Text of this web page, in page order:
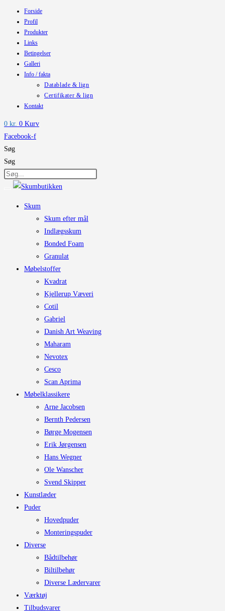
Forside
Profil
Produkter
Links
Betingelser
Galleri
Info / fakta
Datablade & lign
Certifikater & lign
Kontakt
0 kr. 0 Kurv
Facebook-f
Søg
Søg
Skum
Skum efter mål
Indlægsskum
Bonded Foam
Granulat
Møbelstoffer
Kvadrat
Kjellerup Væveri
Cotil
Gabriel
Danish Art Weaving
Maharam
Nevotex
Cesco
Scan Aprima
Møbelklassikere
Arne Jacobsen
Bernth Pedersen
Børge Mogensen
Erik Jørgensen
Hans Wegner
Ole Wanscher
Svend Skipper
Kunstlæder
Puder
Hovedpuder
Monteringspuder
Diverse
Bådtilbehør
Biltilbehør
Diverse Lædervarer
Værktøj
Tilbudsvarer